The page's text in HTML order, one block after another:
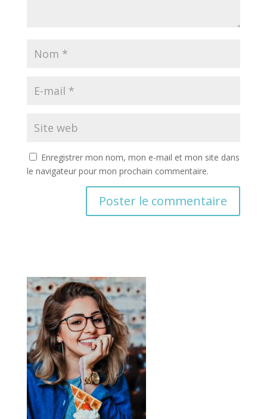
Enregistrer mon nom, mon e-mail et mon site dans
le navigateur pour mon prochain commentaire.